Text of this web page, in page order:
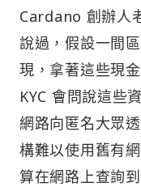
Cardano 創辦人
說過，假設一間
現，拿著這些現
KYC 會問說這些
網路向匿名大眾
構難以使用舊有
算在網路上查詢